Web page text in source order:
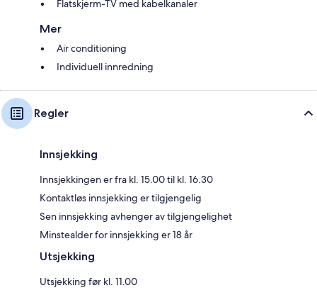
Flatskjerm-TV med kabelkanaler
Mer
Air conditioning
Individuell innredning
Regler
Innsjekking
Innsjekkingen er fra kl. 15.00 til kl. 16.30
Kontaktløs innsjekking er tilgjengelig
Sen innsjekking avhenger av tilgjengelighet
Minstealder for innsjekking er 18 år
Utsjekking
Utsjekking før kl. 11.00